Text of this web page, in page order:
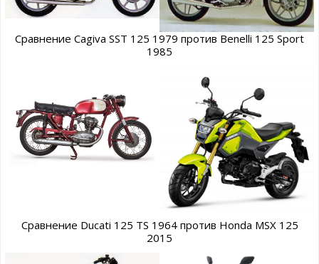
Сравнение Cagiva SST 125 1979 против Benelli 125 Sport
1985
Сравнение Ducati 125 TS 1964 против Honda MSX 125
2015